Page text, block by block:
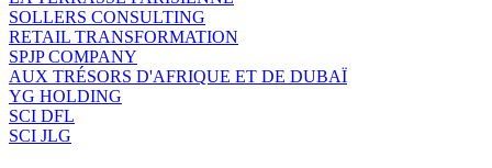
SOLLERS CONSULTING
RETAIL TRANSFORMATION
SPJP COMPANY
AUX TRÉSORS D'AFRIQUE ET DE DUBAÏ
YG HOLDING
SCI DFL
SCI JLG